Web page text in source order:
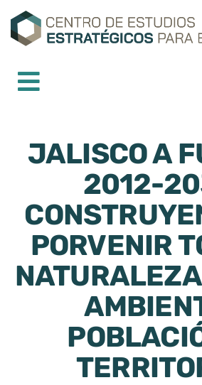
JALISCO A
2012-
PORVENIR